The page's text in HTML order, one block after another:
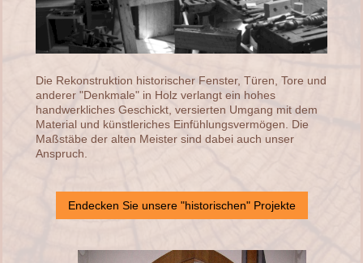
Die Rekonstruktion historischer Fenster, Türen, Tore und
anderer "Denkmale" in Holz verlangt ein hohes
handwerkliches Geschickt, versierten Umgang mit dem
Material und künstleriches Einfühlungsvermögen. Die
Maßstäbe der alten Meister sind dabei auch unser
Anspruch.
Endecken Sie unsere "historischen" Projekte